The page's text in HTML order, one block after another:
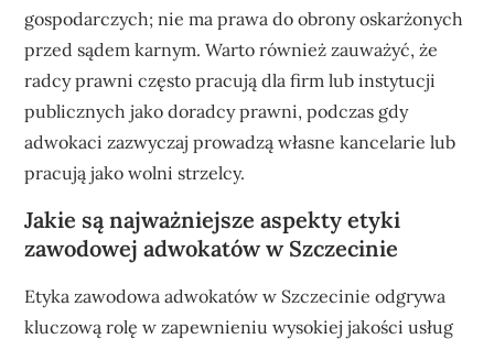
gospodarczych; nie ma prawa do obrony oskarżonych
przed sądem karnym. Warto również zauważyć, że
radcy prawni często pracują dla firm lub instytucji
publicznych jako doradcy prawni, podczas gdy
adwokaci zazwyczaj prowadzą własne kancelarie lub
pracują jako wolni strzelcy.
Jakie są najważniejsze aspekty etyki
zawodowej adwokatów w Szczecinie
Etyka zawodowa adwokatów w Szczecinie odgrywa
kluczową rolę w zapewnieniu wysokiej jakości usług